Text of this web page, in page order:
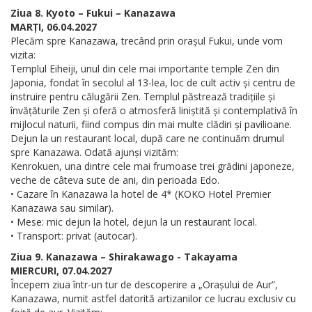
Ziua 8. Kyoto – Fukui – Kanazawa
MARȚI, 06.04.2027
Plecăm spre Kanazawa, trecând prin orașul Fukui, unde vom
vizita:
Templul Eiheiji, unul din cele mai importante temple Zen din
Japonia, fondat în secolul al 13-lea, loc de cult activ și centru de
instruire pentru călugării Zen. Templul păstrează tradițiile și
învățăturile Zen și oferă o atmosferă liniștită și contemplativă în
mijlocul naturii, fiind compus din mai multe clădiri și pavilioane.
Dejun la un restaurant local, după care ne continuăm drumul
spre Kanazawa. Odată ajunși vizităm:
Kenrokuen, una dintre cele mai frumoase trei grădini japoneze,
veche de câteva sute de ani, din perioada Edo.
• Cazare în Kanazawa la hotel de 4* (KOKO Hotel Premier
Kanazawa sau similar).
• Mese: mic dejun la hotel, dejun la un restaurant local.
• Transport: privat (autocar).
Ziua 9. Kanazawa – Shirakawago - Takayama
MIERCURI, 07.04.2027
Începem ziua într-un tur de descoperire a „Orașului de Aur”,
Kanazawa, numit astfel datorită artizanilor ce lucrau exclusiv cu